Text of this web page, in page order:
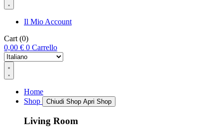
Il Mio Account
Cart (0)
0,00 € 0 Carrello
Home
Shop
Chiudi Shop Apri Shop
Living Room